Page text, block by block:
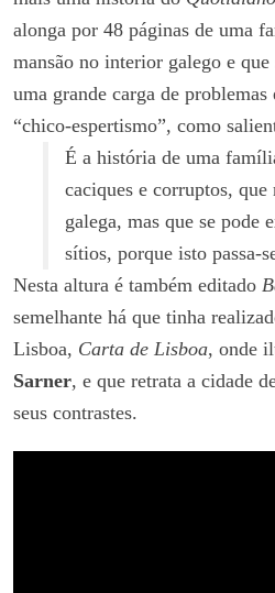
alonga por 48 páginas de uma
mansão no interior galego e
uma grande carga de
“chico-espertismo”, como
É a história de uma
caciques e corruptos, que
galega, mas que se pode
sítios, porque isto passa-
Nesta altura é também editado
semelhante há que tinha
Lisboa, Carta de Lisboa, onde
Sarner, e que retrata a cidade
seus contrastes.